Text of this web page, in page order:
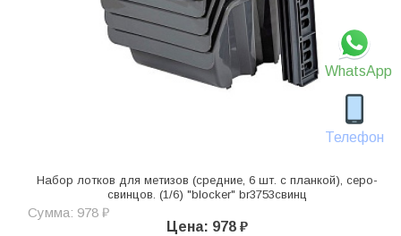
WhatsApp
Телефон
Набор лотков для метизов (средние, 6 шт. с планкой), серо-
свинцов. (1/6) "blocker" br3753свинц
Сумма: 978 ₽
Цена: 978 ₽